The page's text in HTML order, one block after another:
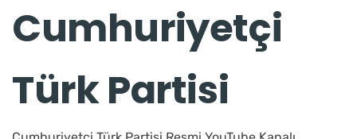
Cumhuriyetçi
Türk Partisi